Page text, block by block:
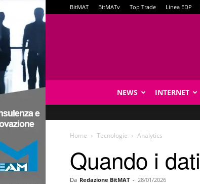
BitMAT BitMATv Top Trade Linea EDP
NEWS INTERNET
Home Tecnologie Analytics
Quando i
Da Redazione BitMAT - 28/01/2026